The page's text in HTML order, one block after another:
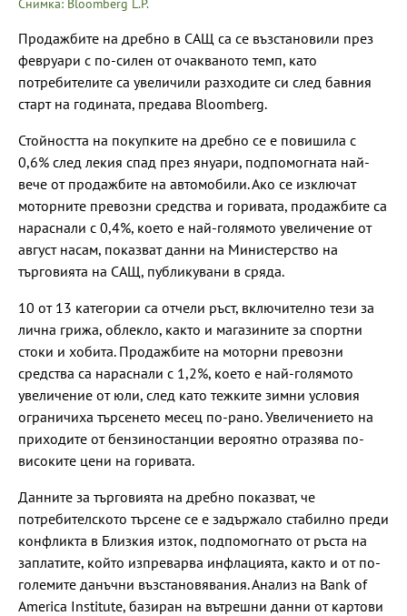
Продажбите на дребно в САЩ са се възстановили през
февруари с по-силен от очакваното темп, като
потребителите са увеличили разходите си след бавния
старт на годината, предава Bloomberg.
Стойността на покупките на дребно се е повишила с
0,6% след лекия спад през януари, подпомогната най-
вече от продажбите на автомобили. Ако се изключат
моторните превозни средства и горивата, продажбите са
нараснали с 0,4%, което е най-голямото увеличение от
август насам, показват данни на Министерство на
търговията на САЩ, публикувани в сряда.
10 от 13 категории са отчели ръст, включително тези за
лична грижа, облекло, както и магазините за спортни
стоки и хобита. Продажбите на моторни превозни
средства са нараснали с 1,2%, което е най-голямото
увеличение от юли, след като тежките зимни условия
ограничиха търсенето месец по-рано. Увеличението на
приходите от бензиностанции вероятно отразява по-
високите цени на горивата.
Данните за търговията на дребно показват, че
потребителското търсене се е задържало стабилно преди
конфликта в Близкия изток, подпомогнато от ръста на
заплатите, който изпреварва инфлацията, както и от по-
големите данъчни възстановявания. Анализ на Bank of
America Institute, базиран на вътрешни данни от картови